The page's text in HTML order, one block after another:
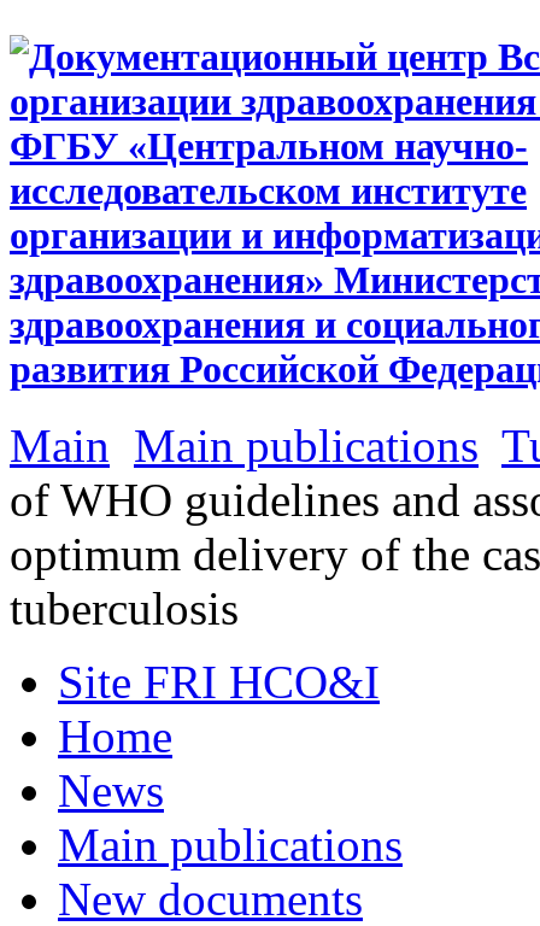
Main Main publications
of WHO guidelines and
optimum delivery of the
tuberculosis
Site FRI HCO&I
Home
News
Main publications
New documents